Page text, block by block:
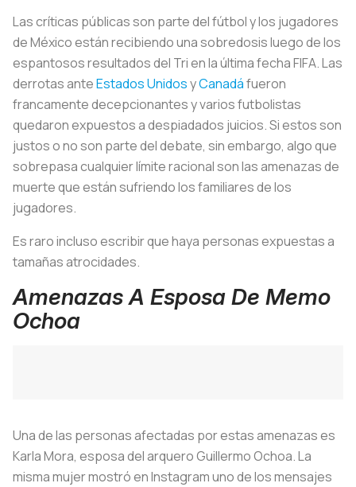
Las críticas públicas son parte del fútbol y los jugadores
de México están recibiendo una sobredosis luego de los
espantosos resultados del Tri en la última fecha FIFA. Las
derrotas anteEstados UnidosyCanadáfueron
francamente decepcionantes y varios futbolistas
quedaron expuestos a despiadados juicios. Si estos son
justos o no son parte del debate, sin embargo, algo que
sobrepasa cualquier límite racional son las amenazas de
muerte que están sufriendo los familiares de los
jugadores.
Es raro incluso escribir que haya personas expuestas a
tamañas atrocidades.
Amenazas A Esposa De Memo
Ochoa
Una de las personas afectadas por estas amenazas es
Karla Mora, esposa del arquero Guillermo Ochoa. La
misma mujer mostró en Instagram uno de los mensajes